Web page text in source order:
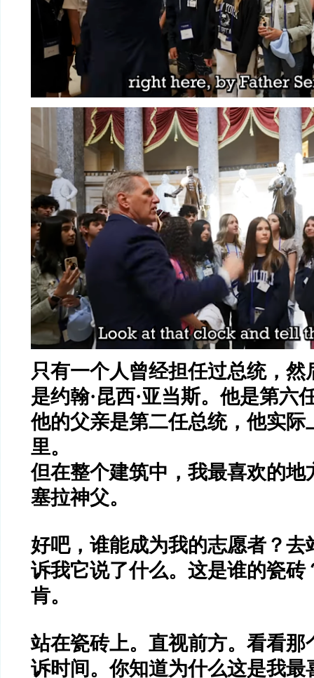
只有一个人曾经担任过总统，然
是约翰·昆西·亚当斯。他是第六
他的父亲是第二任总统，他实际
里。
但在整个建筑中，我最喜欢的地
塞拉神父。
好吧，谁能成为我的志愿者？去
诉我它说了什么。这是谁的瓷砖
肯。
站在瓷砖上。直视前方。看看那
诉时间。你知道为什么这是我最